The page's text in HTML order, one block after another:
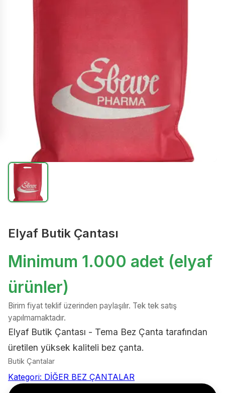
Elyaf Butik Çantası
Minimum 1.000 adet (elyaf
ürünler)
Birim fiyat teklif üzerinden paylaşılır. Tek tek satış
yapılmamaktadır.
Elyaf Butik Çantası - Tema Bez Çanta tarafından
üretilen yüksek kaliteli bez çanta.
Butik Çantalar
Kategori: DİĞER BEZ ÇANTALAR